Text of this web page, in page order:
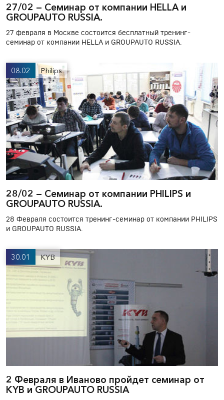
27/02 — Cеминар от компании HELLA и
GROUPAUTO RUSSIA.
27 февраля в Москве состоится бесплатный тренинг-
семинар от компании HELLA и GROUPAUTO RUSSIA.
08.02 Philips
28/02 — Cеминар от компании PHILIPS и
GROUPAUTO RUSSIA.
28 Февраля состоится тренинг-семинар от компании PHILIPS
и GROUPAUTO RUSSIA.
30.01 KYB
2 Февраля в Иваново пройдет семинар от
KYB и GROUPAUTO RUSSIA